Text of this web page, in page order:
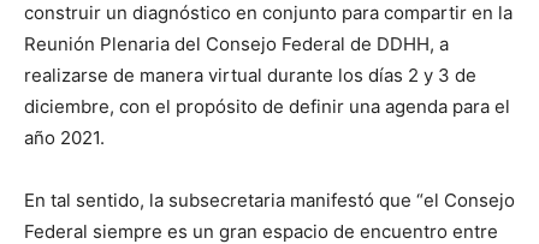
construir un diagnóstico en conjunto para compartir en la
Reunión Plenaria del Consejo Federal de DDHH, a
realizarse de manera virtual durante los días 2 y 3 de
diciembre, con el propósito de definir una agenda para el
año 2021.
En tal sentido, la subsecretaria manifestó que “el Consejo
Federal siempre es un gran espacio de encuentro entre